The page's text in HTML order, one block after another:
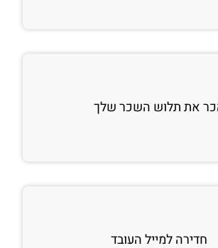
את תלוש השכר שלך
חדירה למייל העובד